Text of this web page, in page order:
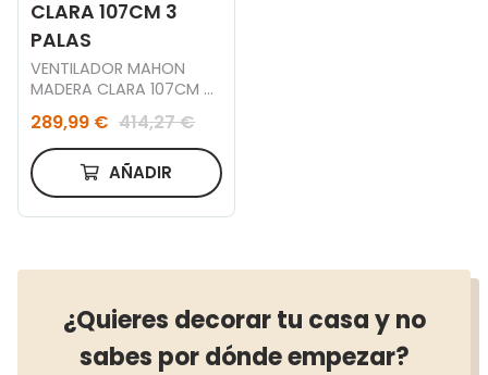
CLARA 107CM 3
PALAS
VENTILADOR MAHON
MADERA CLARA 107CM 3
PALAS
289,99 € 414,27 €
AÑADIR
¿Quieres decorar tu casa y no
sabes por dónde empezar?